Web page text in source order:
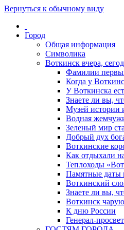
Вернуться к обычному виду
Город
Общая информация
Символика
Воткинск вчера,
Фамилии
Когда у
У Воткинска
Знаете ли вы,
Музей истории
Водная
Зеленый мир
Добрый дух
Воткинские
Как отдыхали
Теплоходы
Памятные даты
Воткинский
Знаете ли вы,
Воткинск
К дню России
Генерал-